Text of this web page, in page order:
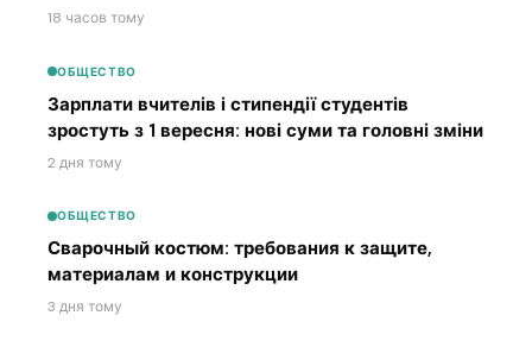
18 часов тому
ОБЩЕСТВО
Зарплати вчителів і стипендії студентів
зростуть з 1 вересня: нові суми та головні зміни
2 дня тому
ОБЩЕСТВО
Сварочный костюм: требования к защите,
материалам и конструкции
3 дня тому